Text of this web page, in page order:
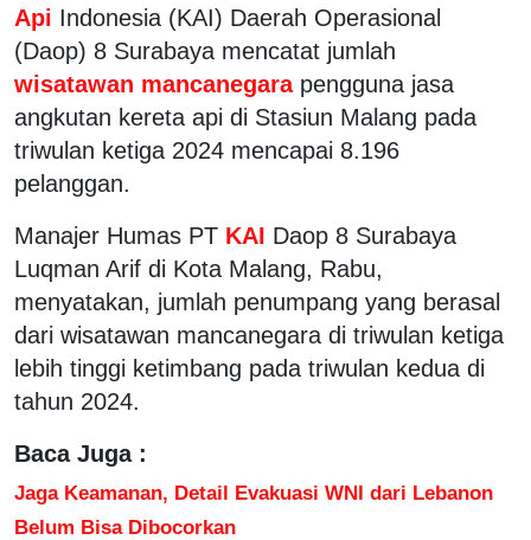
Api Indonesia (KAI) Daerah Operasional
(Daop) 8 Surabaya mencatat jumlah
wisatawan mancanegara pengguna jasa
angkutan kereta api di Stasiun Malang pada
triwulan ketiga 2024 mencapai 8.196
pelanggan.
Manajer Humas PT KAI Daop 8 Surabaya
Luqman Arif di Kota Malang, Rabu,
menyatakan, jumlah penumpang yang berasal
dari wisatawan mancanegara di triwulan ketiga
lebih tinggi ketimbang pada triwulan kedua di
tahun 2024.
Baca Juga :
Jaga Keamanan, Detail Evakuasi WNI dari Lebanon
Belum Bisa Dibocorkan